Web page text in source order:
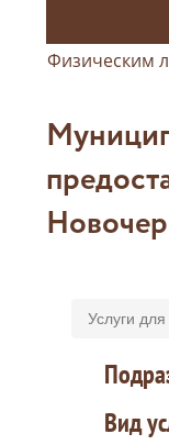
Физическим
Услуги
Вид